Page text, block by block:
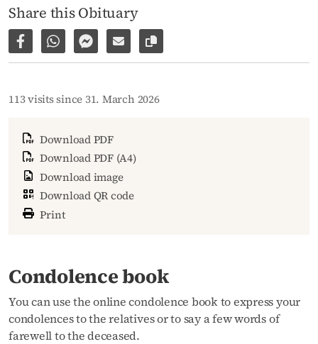
Share this Obituary
Share on Facebook
Share via WhatsApp
Share via Facebook Messenger
Share via E-Mail
Copy link to page
113 visits since 31. March 2026
Download PDF
Download PDF (A4)
Download image
Download QR code
Print
Condolence book
You can use the online condolence book to express your
condolences to the relatives or to say a few words of
farewell to the deceased.